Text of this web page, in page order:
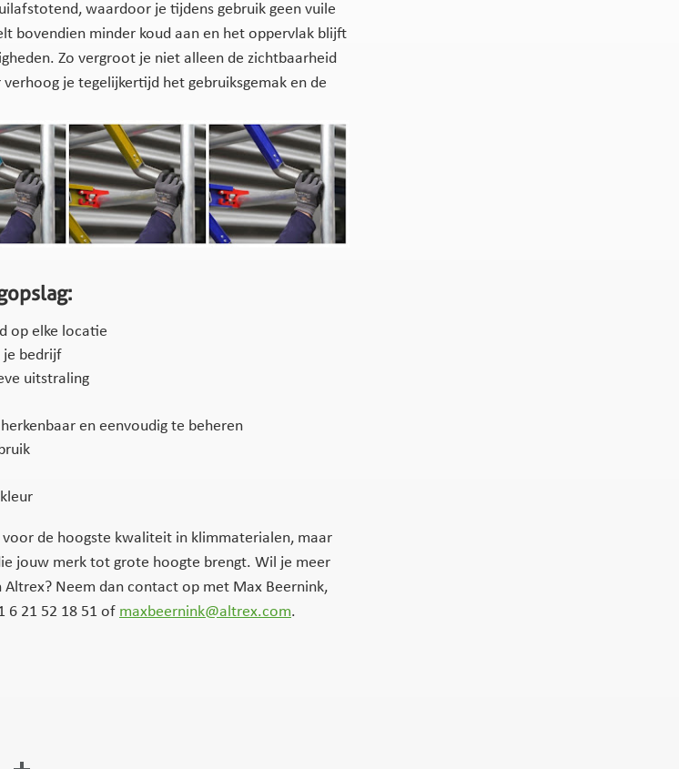
waardoor je tijdens gebruik geen vuile
bovendien minder koud aan en het oppervlak blijft
Zo vergroot je niet alleen de zichtbaarheid
je tegelijkertijd het gebruiksgemak en de
op elke locatie
je bedrijf
uitstraling
en eenvoudig te beheren
de hoogste kwaliteit in klimmaterialen, maar
jouw merk tot grote hoogte brengt. Wil je meer
Neem dan contact op met Max Beernink,
6 21 52 18 51 of maxbeernink@altrex.com.